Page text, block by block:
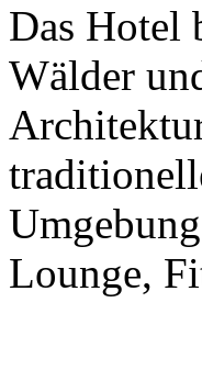
Das Hotel
Wälder
Lounge,